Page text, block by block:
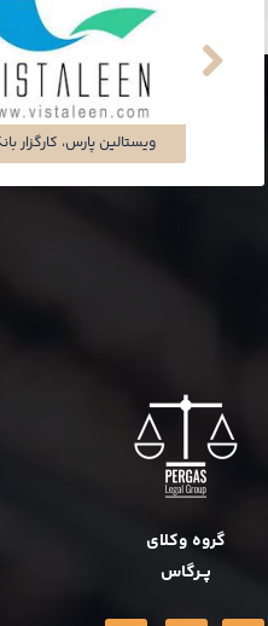
شرکت تجارت سگال آرتا
گروه وکلای
پــرگاس